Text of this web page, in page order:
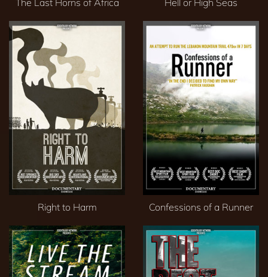
Right to Harm Confessions of a Runner